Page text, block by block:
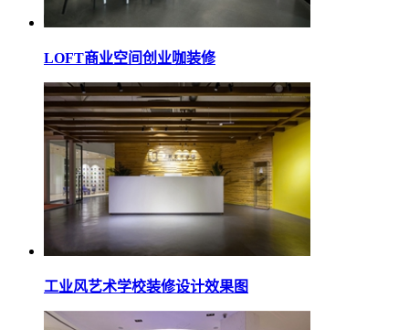
LOFT商业空间创业咖装修
工业风艺术学校装修设计效果图